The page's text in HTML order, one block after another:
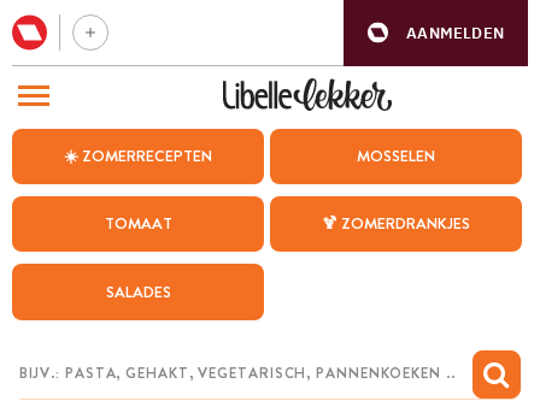
AANMELDEN
☀️ ZOMERRECEPTEN MOSSELEN
TOMAAT 🍹 ZOMERDRANKJES
SALADES
BEZOEK ONZE ANDERE WEBSITES
WEEKMENU
CHAT MET MAIA
MIJN BEWAARDE RECEPTEN